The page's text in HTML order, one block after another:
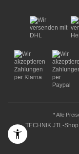
* Alle
TECHNIK JTL-